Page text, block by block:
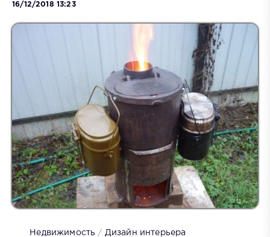
16/12/2018 13:23
Недвижимость / Дизайн интерьера